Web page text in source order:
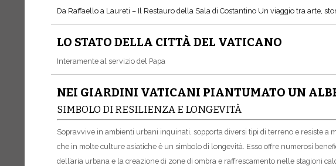
Da Raffaello a Laureti – Il Restauro della Sala di Costantino Un viaggio tra arte,
LO STATO DELLA CITTÀ DEL VATICANO
Interamente al servizio del Papa
NEI GIARDINI VATICANI PIANTUMATO UN
SIMBOLO DI RESILIENZA E LONGEVITÀ
Sopravvive in ambienti urbani inquinati, sopporta diversi tipi di terreno e resiste a
che in molte culture asiatiche è un simbolo di longevità. Esso offre numerosi
dell’aria urbana e la creazione di zone di ombra e raffrescamento nelle stagioni